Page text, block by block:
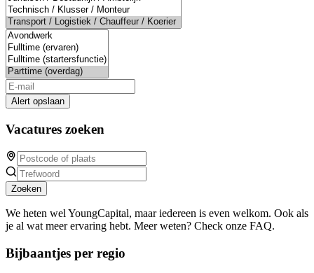
Alert opslaan
Vacatures zoeken
Zoeken
We heten wel YoungCapital, maar iedereen is even welkom. Ook als
je al wat meer ervaring hebt. Meer weten? Check onze FAQ.
Bijbaantjes per regio